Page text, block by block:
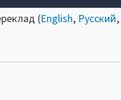
(English, Русский,